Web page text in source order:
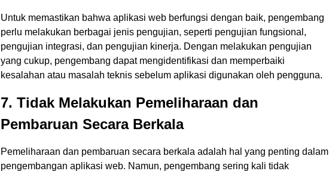
Untuk memastikan bahwa aplikasi web berfungsi dengan baik, pengembang
perlu melakukan berbagai jenis pengujian, seperti pengujian fungsional,
pengujian integrasi, dan pengujian kinerja. Dengan melakukan pengujian
yang cukup, pengembang dapat mengidentifikasi dan memperbaiki
kesalahan atau masalah teknis sebelum aplikasi digunakan oleh pengguna.
7. Tidak Melakukan Pemeliharaan dan
Pembaruan Secara Berkala
Pemeliharaan dan pembaruan secara berkala adalah hal yang penting dalam
pengembangan aplikasi web. Namun, pengembang sering kali tidak